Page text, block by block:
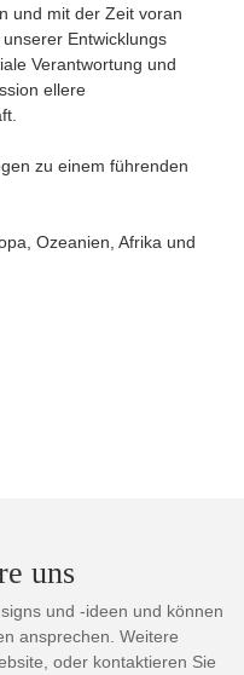
und mit der Zeit voran
Entwicklungs
Verantwortung und
ellere
zu einem führenden
Ozeanien, Afrika und
uns
und -ideen und können
ansprechen. Weitere
oder kontaktieren Sie